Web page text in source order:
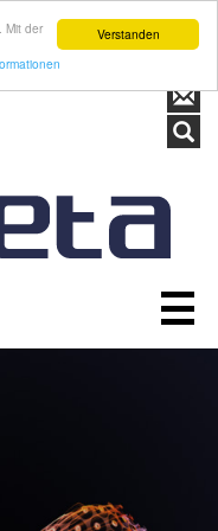
Verstanden
Mit der